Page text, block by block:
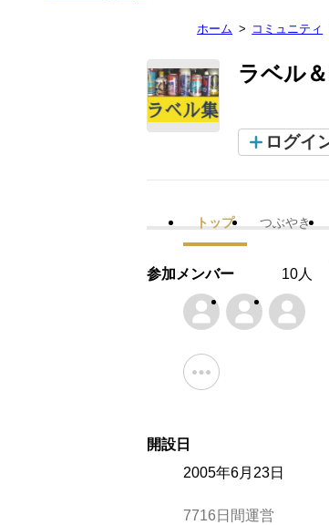
ホーム コミュニティ
ラベル
ログイ
トップ つぶやき
参加メンバー 10人
開設日
2005年6月23日
7716日間運営